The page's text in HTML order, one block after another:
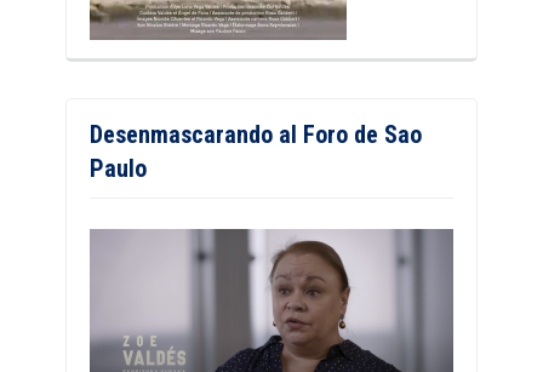
Desenmascarando al Foro de Sao
Paulo